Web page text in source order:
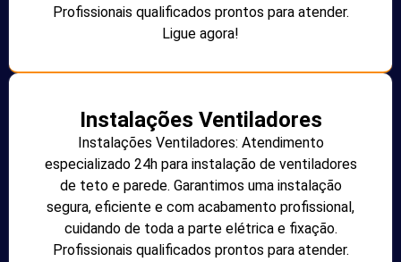
Profissionais qualificados prontos para atender.
Ligue agora!
Instalações Ventiladores
Instalações Ventiladores: Atendimento
especializado 24h para instalação de ventiladores
de teto e parede. Garantimos uma instalação
segura, eficiente e com acabamento profissional,
cuidando de toda a parte elétrica e fixação.
Profissionais qualificados prontos para atender.